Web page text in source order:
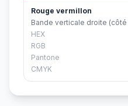
Rouge vermillon
Bande verticale droite
HEX
RGB
Pantone
CMYK